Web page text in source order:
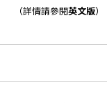
（詳情請參閱英文版）